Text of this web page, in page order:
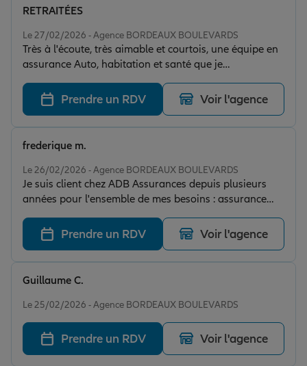
Le 27/02/2026 - Agence BORDEAUX BOULEVARDS
Très à l'écoute, très aimable et courtois, une équipe en
assurance Auto, habitation et santé que je
recommande vivement.
RETRAITÉES
Prendre un RDV Voir l'agence
Le 26/02/2026 - Agence BORDEAUX BOULEVARDS
Je suis client chez ADB Assurances depuis plusieurs
années pour l'ensemble de mes besoins : assurance
voiture, habitation, protection juridique, garantie
accidents de la vie et assurance professionnelle. Je suis
pleinement satisfait de la gestion de mes contrats,
toujours suivis avec sérieux et réactivité. Je trouve
également toute l’équipe très professionnelle et
particulièrement appréciable. J'ai récemment eu un
sinistre bris de glace qui a été traité immédiatement. Le
tout à des tarifs compétitifs qui restent cohérents
année après année. Je recommande vivement !
frederique m.
Prendre un RDV Voir l'agence
Le 25/02/2026 - Agence BORDEAUX BOULEVARDS
Guillaume C.
Prendre un RDV Voir l'agence